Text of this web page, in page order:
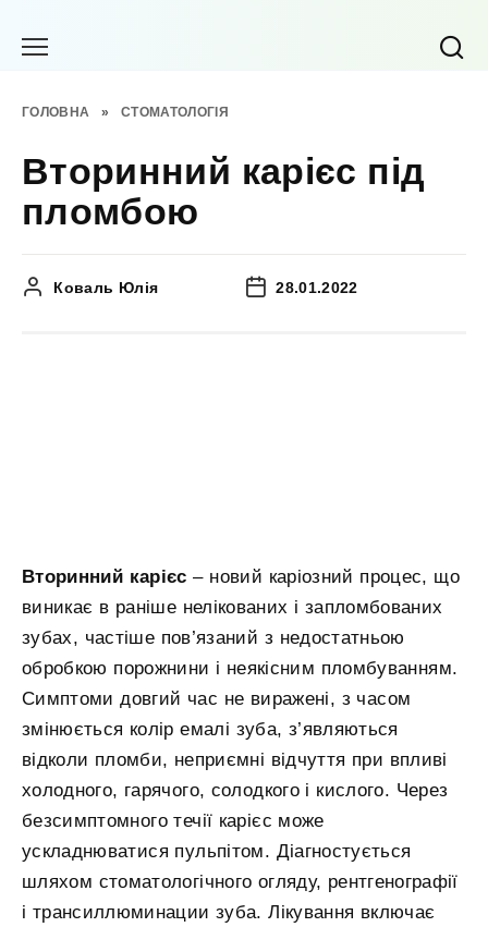
ГОЛОВНА » СТОМАТОЛОГІЯ
Вторинний карієс під
пломбою
Коваль Юлія 28.01.2022
Вторинний карієс – новий каріозний процес, що
виникає в раніше нелікованих і запломбованих
зубах, частіше пов’язаний з недостатньою
обробкою порожнини і неякісним пломбуванням.
Симптоми довгий час не виражені, з часом
змінюється колір емалі зуба, з’являються
відколи пломби, неприємні відчуття при впливі
холодного, гарячого, солодкого і кислого. Через
безсимптомного течії карієс може
ускладнюватися пульпітом. Діагностується
шляхом стоматологічного огляду, рентгенографії
і трансиллюминации зуба. Лікування включає